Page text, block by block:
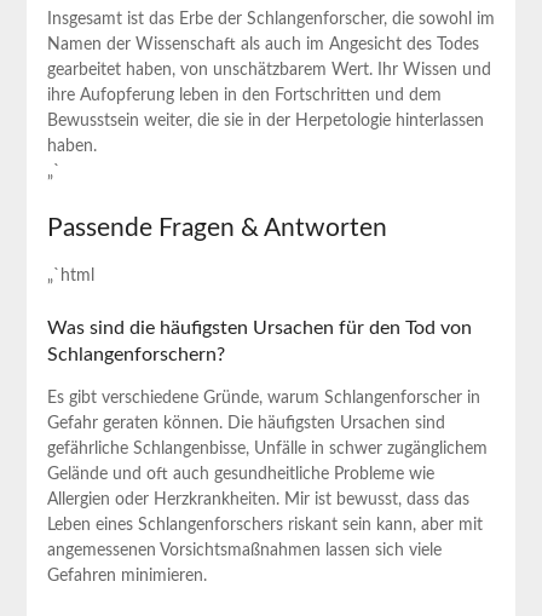
Insgesamt ist das Erbe der Schlangenforscher, die sowohl im
⁤Namen der Wissenschaft als ​auch ‍im⁣ Angesicht des Todes
gearbeitet haben, von ‍unschätzbarem Wert. Ihr Wissen und‍
ihre Aufopferung leben in den Fortschritten und dem
Bewusstsein weiter, die sie in der ​Herpetologie hinterlassen
haben.
„`⁢
Passende Fragen & Antworten
„`html
Was sind die häufigsten Ursachen für den Tod von
Schlangenforschern?
Es ⁢gibt verschiedene Gründe, warum Schlangenforscher in
Gefahr geraten ⁢können. Die⁣ häufigsten Ursachen sind
gefährliche Schlangenbisse,‍ Unfälle in schwer zugänglichem
Gelände und oft auch ‍gesundheitliche Probleme wie
⁢Allergien oder⁣ Herzkrankheiten. Mir ist bewusst, ​dass das
Leben eines​ Schlangenforschers riskant⁣ sein kann, aber mit
angemessenen Vorsichtsmaßnahmen lassen sich viele
Gefahren minimieren.